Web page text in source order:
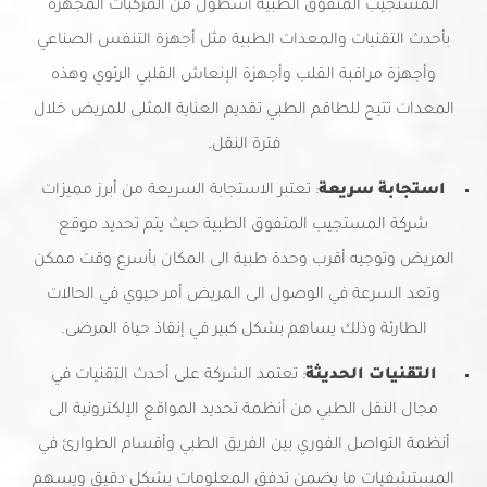
المستجيب المتفوق الطبية أسطول من المركبات المجهزة
بأحدث التقنيات والمعدات الطبية مثل أجهزة التنفس الصناعي
وأجهزة مراقبة القلب وأجهزة الإنعاش القلبي الرئوي وهذه
المعدات تتيح للطاقم الطبي تقديم العناية المثلى للمريض خلال
فترة النقل.
استجابة سريعة: تعتبر الاستجابة السريعة من أبرز مميزات
شركة المستجيب المتفوق الطبية حيث يتم تحديد موقع
المريض وتوجيه أقرب وحدة طبية الى المكان بأسرع وقت ممكن
وتعد السرعة في الوصول الى المريض أمر حيوي في الحالات
الطارئة وذلك يساهم بشكل كبير في إنقاذ حياة المرضى.
التقنيات الحديثة: تعتمد الشركة على أحدث التقنيات في
مجال النقل الطبي من أنظمة تحديد المواقع الإلكترونية الى
أنظمة التواصل الفوري بين الفريق الطبي وأقسام الطوارئ في
المستشفيات ما يضمن تدفق المعلومات بشكل دقيق ويسهم